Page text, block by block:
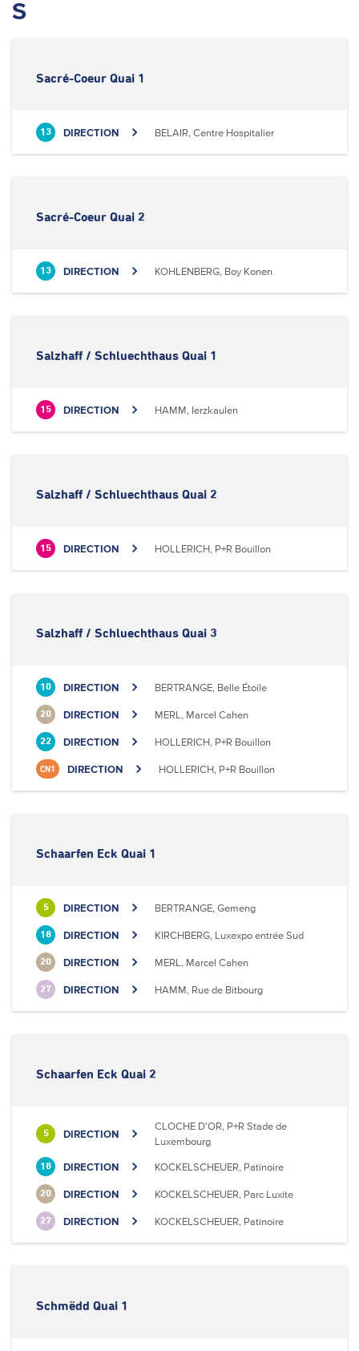
S
Sacré-Coeur Quai 1
13 DIRECTION BELAIR, Centre Hospitalier
Sacré-Coeur Quai 2
13 DIRECTION KOHLENBERG, Boy Konen
Salzhaff / Schluechthaus Quai 1
15 DIRECTION HAMM, Ierzkaulen
Salzhaff / Schluechthaus Quai 2
15 DIRECTION HOLLERICH, P+R Bouillon
Salzhaff / Schluechthaus Quai 3
10 DIRECTION BERTRANGE, Belle Étoile
20 DIRECTION MERL, Marcel Cahen
22 DIRECTION HOLLERICH, P+R Bouillon
CN1 DIRECTION HOLLERICH, P+R Bouillon
Schaarfen Eck Quai 1
5 DIRECTION BERTRANGE, Gemeng
18 DIRECTION KIRCHBERG, Luxexpo entrée Sud
20 DIRECTION MERL, Marcel Cahen
27 DIRECTION HAMM, Rue de Bitbourg
Schaarfen Eck Quai 2
5 DIRECTION
CLOCHE D'OR, P+R Stade de
Luxembourg
18 DIRECTION KOCKELSCHEUER, Patinoire
20 DIRECTION KOCKELSCHEUER, Parc Luxite
27 DIRECTION KOCKELSCHEUER, Patinoire
Schmëdd Quai 1